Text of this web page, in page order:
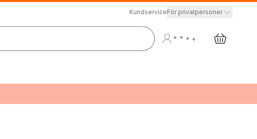
KundserviceFör privatpersoner